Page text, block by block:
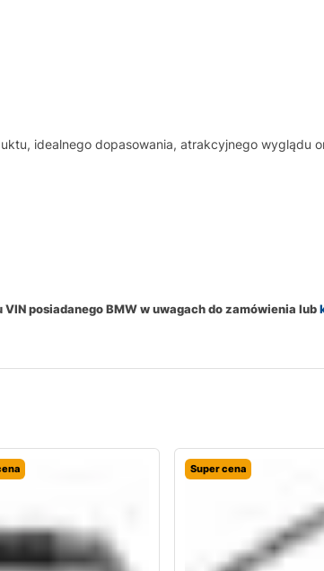
idealnego dopasowania, atrakcyjnego wyglądu
posiadanego BMW w uwagach do zamówienia lub
Super cena